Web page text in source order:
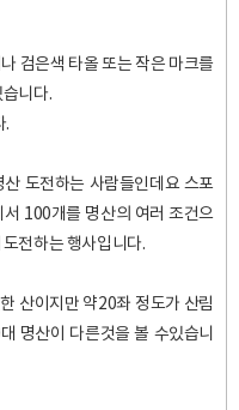
검은색 타올 또는 작은 마크를
니다.
.
도전하는 사람들인데요 스포
100개를 명산의 여러 조건으
전하는 행사입니다.
산이지만 약20좌 정도가 산림
명산이 다른것을 볼 수있습니